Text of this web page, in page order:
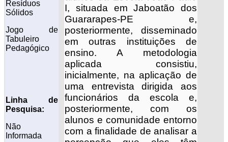
Resíduos
Sólidos
Jogo de
Tabuleiro
Pedagógico
Linha de
Pesquisa:
Não
Informada
I, situada em Jaboatão dos
Guararapes-PE e,
posteriormente, disseminado
em outras instituições de
ensino. A metodologia
aplicada consistiu,
inicialmente, na aplicação de
uma entrevista dirigida aos
funcionários da escola e,
posteriormente, com os
alunos e comunidade entorno
com a finalidade de analisar a